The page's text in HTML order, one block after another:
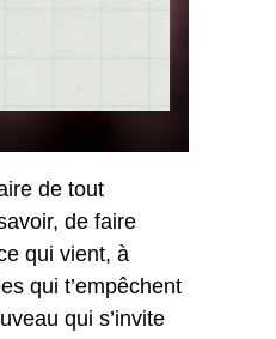
de tout
de faire
qui vient, à
qui t’empêchent
qui s’invite